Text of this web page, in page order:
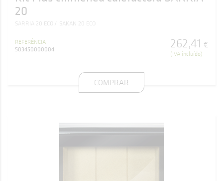
20
SARRIA 20 ECO SAKAN 20 ECO
REFERÊNCIA
503450000004
262,41 €
(IVA incluído)
COMPRAR